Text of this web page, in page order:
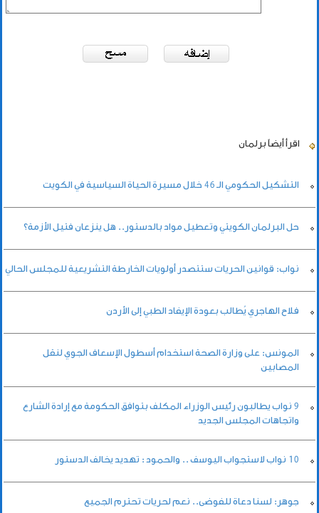
اقرأ أيضاً برلمان
التشكيل الحكومي الـ 46 خلال مسيرة الحياة السياسية في الكويت
حل البرلمان الكويتي وتعطيل مواد بالدستور.. هل ينزعان فتيل الأزمة؟
نواب: قوانين الحريات ستتصدر أولويات الخارطة التشريعية للمجلس الحالي
فلاح الهاجري يُطالب بعودة الإيفاد الطبي إلى الأردن
المونس: على وزارة الصحة استخدام أسطول الإسعاف الجوي لنقل
المصابين
9 نواب يطالبون رئيس الوزراء المكلف بتوافق الحكومة مع إرادة الشارع
واتجاهات المجلس الجديد
10 نواب لاستجواب اليوسف .. والحمود : تهديد يخالف الدستور
جوهر: لسنا دعاة للفوضى.. نعم لحريات تحترم الجميع